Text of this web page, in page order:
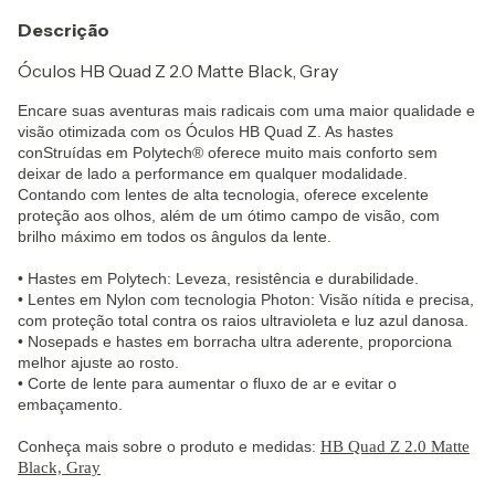
Descrição
Óculos HB Quad Z 2.0 Matte Black, Gray
Encare suas aventuras mais radicais com uma maior qualidade e
visão otimizada com os Óculos HB Quad Z. As hastes
conStruídas em Polytech® oferece muito mais conforto sem
deixar de lado a performance em qualquer modalidade.
Contando com lentes de alta tecnologia, oferece excelente
proteção aos olhos, além de um ótimo campo de visão, com
brilho máximo em todos os ângulos da lente.
• Hastes em Polytech: Leveza, resistência e durabilidade.
• Lentes em Nylon com tecnologia Photon: Visão nítida e precisa,
com proteção total contra os raios ultravioleta e luz azul danosa.
• Nosepads e hastes em borracha ultra aderente, proporciona
melhor ajuste ao rosto.
• Corte de lente para aumentar o fluxo de ar e evitar o
embaçamento.
Conheça mais sobre o produto e medidas: HB Quad Z 2.0 Matte
Black, Gray